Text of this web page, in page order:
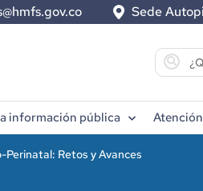
Sede
información pública
Retos y Avances